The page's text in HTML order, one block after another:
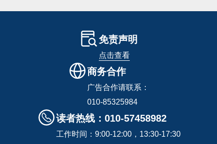
免责声明
点击查看
商务合作
广告合作请联系：
010-85325984
读者热线：010-57458982
工作时间：9:00-12:00，13:30-17:30